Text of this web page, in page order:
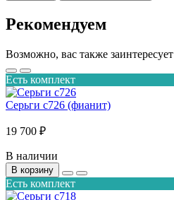
Рекомендуем
Возможно, вас также заинтересует
Есть комплект
Серьги с726 (фианит)
19 700 ₽
В наличии
В корзину
Есть комплект